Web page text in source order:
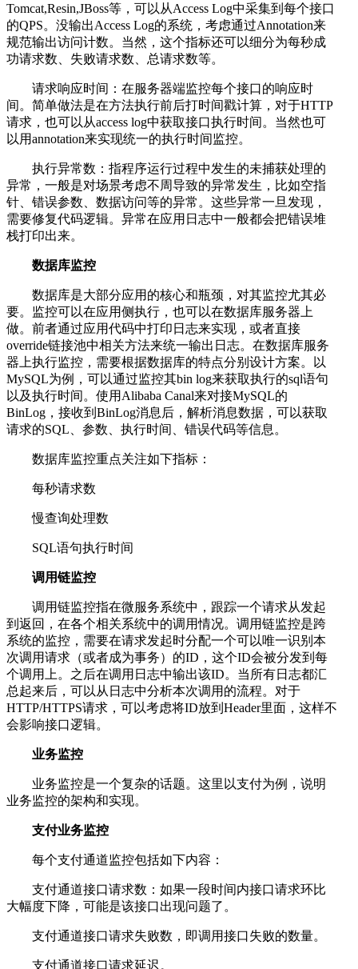
Tomcat,Resin,JBoss等，可以从Access Log中采集到每个接口
的QPS。没输出Access Log的系统，考虑通过Annotation来
规范输出访问计数。当然，这个指标还可以细分为每秒成
功请求数、失败请求数、总请求数等。
请求响应时间：在服务器端监控每个接口的响应时
间。简单做法是在方法执行前后打时间戳计算，对于HTTP
请求，也可以从access log中获取接口执行时间。当然也可
以用annotation来实现统一的执行时间监控。
执行异常数：指程序运行过程中发生的未捕获处理的
异常，一般是对场景考虑不周导致的异常发生，比如空指
针、错误参数、数据访问等的异常。这些异常一旦发现，
需要修复代码逻辑。异常在应用日志中一般都会把错误堆
栈打印出来。
数据库监控
数据库是大部分应用的核心和瓶颈，对其监控尤其必
要。监控可以在应用侧执行，也可以在数据库服务器上
做。前者通过应用代码中打印日志来实现，或者直接
override链接池中相关方法来统一输出日志。在数据库服务
器上执行监控，需要根据数据库的特点分别设计方案。以
MySQL为例，可以通过监控其bin log来获取执行的sql语句
以及执行时间。使用Alibaba Canal来对接MySQL的
BinLog，接收到BinLog消息后，解析消息数据，可以获取
请求的SQL、参数、执行时间、错误代码等信息。
数据库监控重点关注如下指标：
每秒请求数
慢查询处理数
SQL语句执行时间
调用链监控
调用链监控指在微服务系统中，跟踪一个请求从发起
到返回，在各个相关系统中的调用情况。调用链监控是跨
系统的监控，需要在请求发起时分配一个可以唯一识别本
次调用请求（或者成为事务）的ID，这个ID会被分发到每
个调用上。之后在调用日志中输出该ID。当所有日志都汇
总起来后，可以从日志中分析本次调用的流程。对于
HTTP/HTTPS请求，可以考虑将ID放到Header里面，这样不
会影响接口逻辑。
业务监控
业务监控是一个复杂的话题。这里以支付为例，说明
业务监控的架构和实现。
支付业务监控
每个支付通道监控包括如下内容：
支付通道接口请求数：如果一段时间内接口请求环比
大幅度下降，可能是该接口出现问题了。
支付通道接口请求失败数，即调用接口失败的数量。
支付通道接口请求延迟。